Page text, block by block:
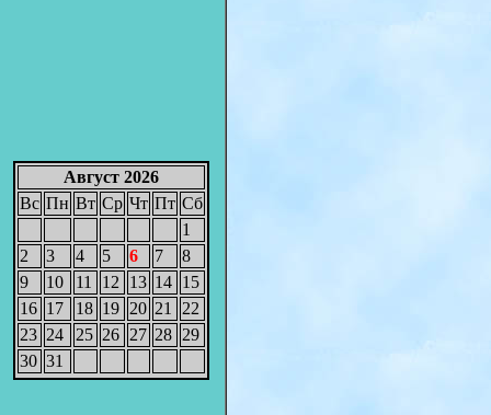
Август 2026
Вс Пн Вт Ср Чт Пт Сб
1
2
3 4 5 6 7
8
9
10 11 12 13 14 15
16 17 18 19 20 21
22
23 24 25 26 27 28 29
30 31